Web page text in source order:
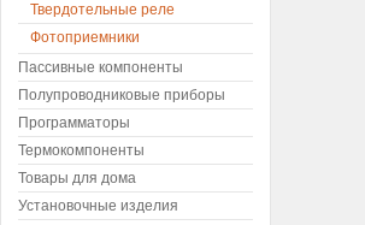
Твердотельные реле
Фотоприемники
Пассивные компоненты
Полупроводниковые приборы
Программаторы
Термокомпоненты
Товары для дома
Установочные изделия